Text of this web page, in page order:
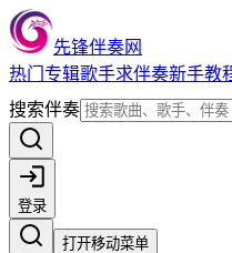
先锋伴奏网
热门 专辑歌手求伴奏新手教
搜索伴奏
登录
打开移动菜单